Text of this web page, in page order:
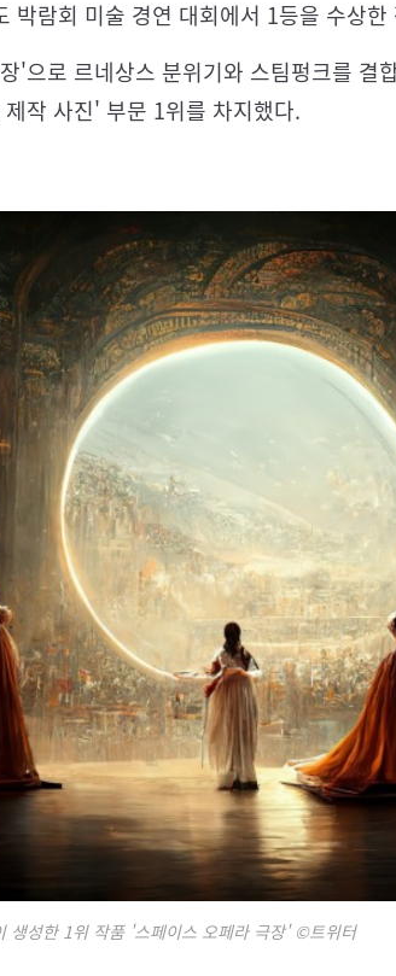
박람회 미술 경연 대회에서 1등을 수상한
'으로 르네상스 분위기와 스팀펑크를 결
작 사진' 부문 1위를 차지했다.
생성한 1위 작품 '스페이스 오페라 극장' ©트위터